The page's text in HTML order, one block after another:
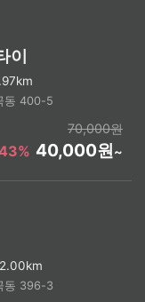
이
동 400-5
70,000원
40,000원~
동 396-3